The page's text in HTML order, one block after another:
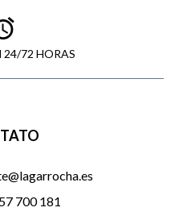
24/72 HORAS
700 181